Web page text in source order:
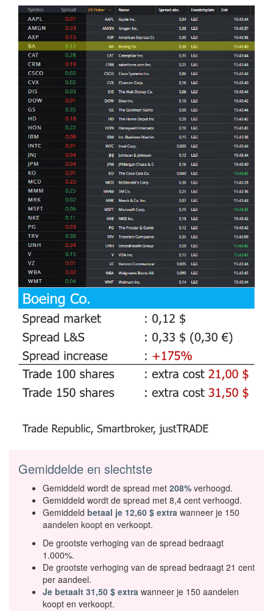
Gemiddelde en slechtste
Gemiddeld wordt de spread met 208% verhoogd.
Gemiddeld wordt de spread met 8,4 cent verhoogd.
Gemiddeld betaal je 12,60 $ extra wanneer je 150
aandelen koopt en verkoopt.
De grootste verhoging van de spread bedraagt
1.000%.
De grootste verhoging van de spread bedraagt 21 cent
per aandeel.
Je betaalt 31,50 $ extra wanneer je 150 aandelen
koopt en verkoopt.